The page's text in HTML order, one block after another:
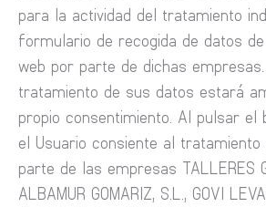
para la actividad del tratamiento
formulario de recogida de datos
web por parte de dichas empresas.
tratamiento de sus datos estará
propio consentimiento. Al pulsar el
el Usuario consiente al
parte de las empresas TALLERES
ALBAMUR GOMARIZ, S.L., GOVI